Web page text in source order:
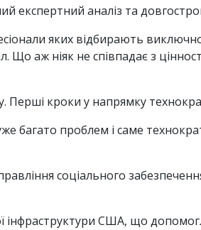
експертний аналіз та
яких відбирають
аж ніяк не співпадає з
Перші кроки у напрямку
багато проблем і саме
соціального
інфраструктури США, що